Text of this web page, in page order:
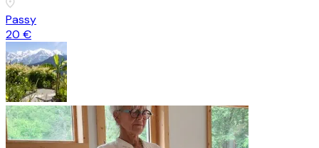
Passy
20 €